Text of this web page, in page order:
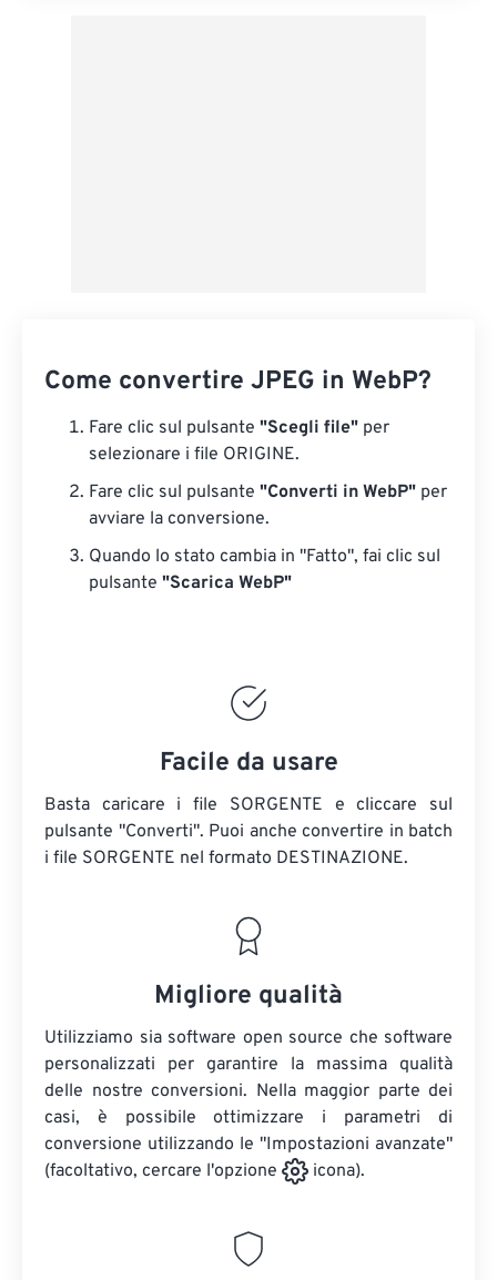
Come convertire JPEG in WebP?
Fare clic sul pulsante "Scegli file" per
selezionare i file ORIGINE.
Fare clic sul pulsante "Converti in WebP" per
avviare la conversione.
Quando lo stato cambia in "Fatto", fai clic sul
pulsante "Scarica WebP"
Facile da usare
Basta caricare i file SORGENTE e cliccare sul
pulsante "Converti". Puoi anche convertire in batch
i file SORGENTE nel formato DESTINAZIONE.
Migliore qualità
Utilizziamo sia software open source che software
personalizzati per garantire la massima qualità
delle nostre conversioni. Nella maggior parte dei
casi, è possibile ottimizzare i parametri di
conversione utilizzando le "Impostazioni avanzate"
(facoltativo, cercare l'opzione
icona).